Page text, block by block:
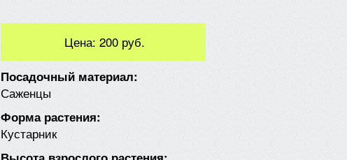
Цена: 200 руб.
Посадочный материал:
Саженцы
Форма растения:
Кустарник